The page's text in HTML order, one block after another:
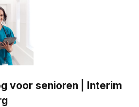
voor senioren | Interim